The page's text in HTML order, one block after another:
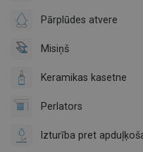
Pārplūdes atvere
Misiņš
Keramikas kasetne
Perlators
Izturība pret